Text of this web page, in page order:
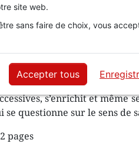
la forme d’un récit
qui l’accompagne
récits qui nous
notre rapport intime à
autre manière de
force. Notre regard sur le
s’enrichit et même
se questionne sur le sens de
pages
site web.
sans faire de choix, vous
Accepter tous